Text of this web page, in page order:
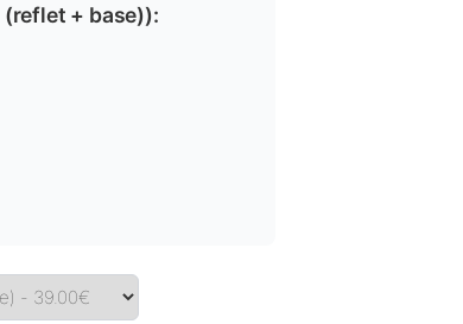
(reflet + base)):